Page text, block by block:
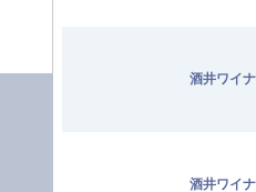
酒井ワイ
酒井ワイ